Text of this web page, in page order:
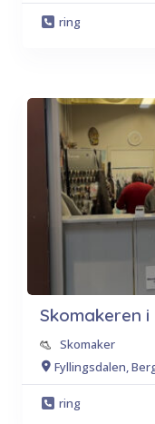
ring
Skomakeren i
Skomaker
Fyllingsdalen,
ring